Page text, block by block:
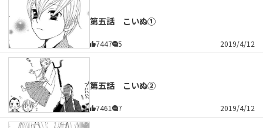
第五話 こいぬ①
7447 5 2019/4/12
第五話 こいぬ②
7461 7 2019/4/12